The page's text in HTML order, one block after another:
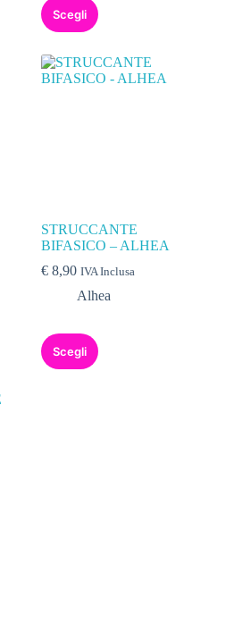
Scegli
STRUCCANTE
BIFASICO – ALHEA
€ 8,90 IVA Inclusa
Alhea
Scegli